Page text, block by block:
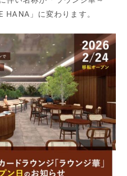
HANA」に変わります。